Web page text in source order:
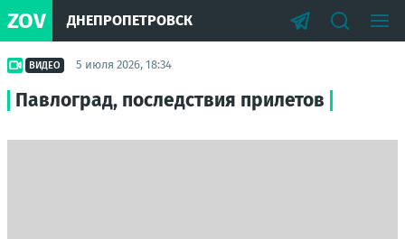
ZOV ДНЕПРОПЕТРОВСК
ВИДЕО 5 июля 2026, 18:34
Павлоград, последствия прилетов